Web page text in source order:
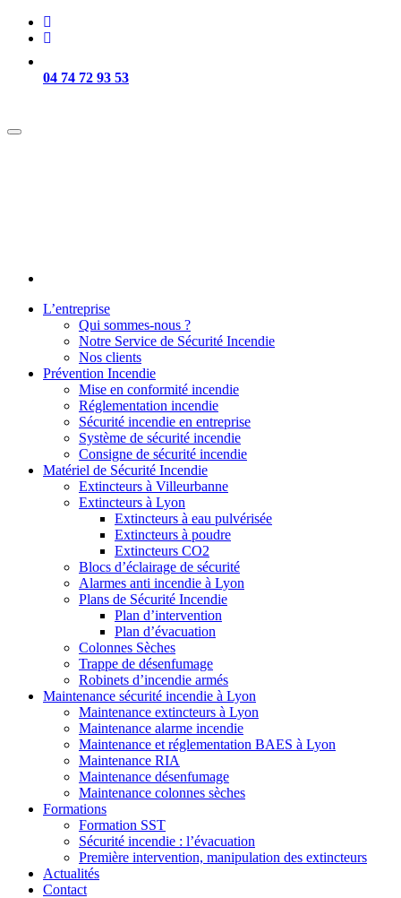
04 74 72 93 53
L’entreprise
Qui sommes-nous ?
Notre Service de Sécurité Incendie
Nos clients
Prévention Incendie
Mise en conformité incendie
Réglementation incendie
Sécurité incendie en entreprise
Système de sécurité incendie
Consigne de sécurité incendie
Matériel de Sécurité Incendie
Extincteurs à Villeurbanne
Extincteurs à Lyon
Extincteurs à eau pulvérisée
Extincteurs à poudre
Extincteurs CO2
Blocs d’éclairage de sécurité
Alarmes anti incendie à Lyon
Plans de Sécurité Incendie
Plan d’intervention
Plan d’évacuation
Colonnes Sèches
Trappe de désenfumage
Robinets d’incendie armés
Maintenance sécurité incendie à Lyon
Maintenance extincteurs à Lyon
Maintenance alarme incendie
Maintenance et réglementation BAES à Lyon
Maintenance RIA
Maintenance désenfumage
Maintenance colonnes sèches
Formations
Formation SST
Sécurité incendie : l’évacuation
Première intervention, manipulation des extincteurs
Actualités
Contact